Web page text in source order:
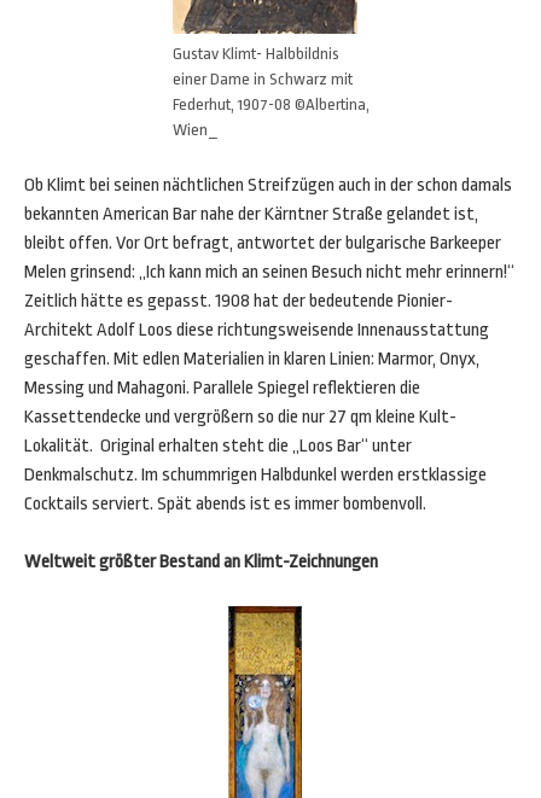
Gustav Klimt- Halbbildnis
einer Dame in Schwarz mit
Federhut, 1907-08 ©Albertina,
Wien_
Ob Klimt bei seinen nächtlichen Streifzügen auch in der schon damals
bekannten American Bar nahe der Kärntner Straße gelandet ist,
bleibt offen. Vor Ort befragt, antwortet der bulgarische Barkeeper
Melen grinsend: „Ich kann mich an seinen Besuch nicht mehr erinnern!“
Zeitlich hätte es gepasst. 1908 hat der bedeutende Pionier-
Architekt Adolf Loos diese richtungsweisende Innenausstattung
geschaffen. Mit edlen Materialien in klaren Linien: Marmor, Onyx,
Messing und Mahagoni. Parallele Spiegel reflektieren die
Kassettendecke und vergrößern so die nur 27 qm kleine Kult-
Lokalität. Original erhalten steht die „Loos Bar“ unter
Denkmalschutz. Im schummrigen Halbdunkel werden erstklassige
Cocktails serviert. Spät abends ist es immer bombenvoll.
Weltweit größter Bestand an Klimt-Zeichnungen